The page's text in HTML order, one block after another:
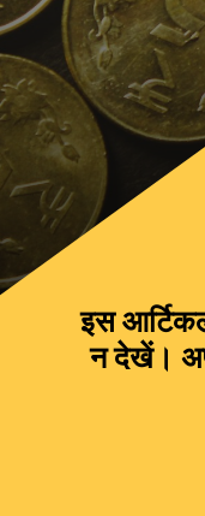
इस
न देखें।